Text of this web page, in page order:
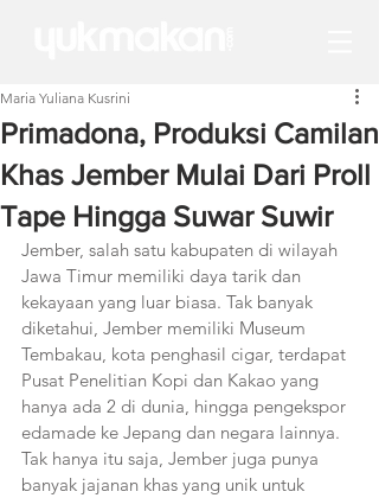
Primadona, Produksi Camilan
Khas Jember Mulai Dari Proll
Tape Hingga Suwar Suwir
Maria Yuliana Kusrini
Jember, salah satu kabupaten di wilayah
Jawa Timur memiliki daya tarik dan
kekayaan yang luar biasa. Tak banyak
diketahui, Jember memiliki Museum
Tembakau, kota penghasil cigar, terdapat
Pusat Penelitian Kopi dan Kakao yang
hanya ada 2 di dunia, hingga pengekspor
edamade ke Jepang dan negara lainnya.
Tak hanya itu saja, Jember juga punya
banyak jajanan khas yang unik untuk